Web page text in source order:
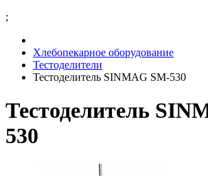
;
Хлебопекарное оборудование
Тестоделители
Тестоделитель SINMAG SM-530
Тестоделитель
530